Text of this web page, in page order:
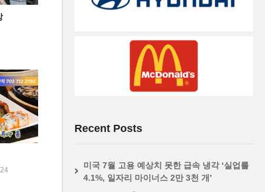
Recent Posts
미국 7월 고용 예상치 못한 급속 냉각 ‘실업률
4.1%, 일자리 마이너스 2만 3천 개’